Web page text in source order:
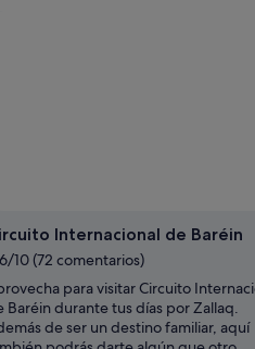
Internacional de Baréin
10 (72 comentarios)
para visitar Circuito
Baréin durante tus días por Zallaq.
de ser un destino familiar, aquí